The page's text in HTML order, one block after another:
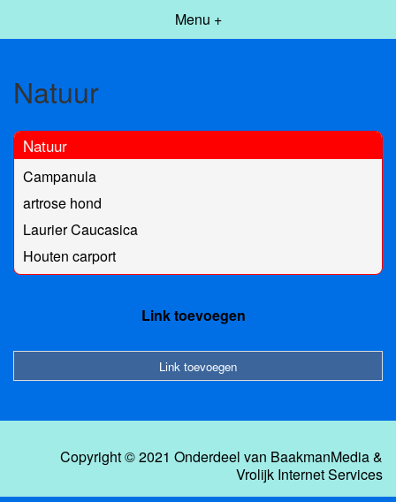
Menu +
Natuur
Natuur
Campanula
artrose hond
Laurier Caucasica
Houten carport
Link toevoegen
Link toevoegen
Copyright © 2021 Onderdeel van BaakmanMedia&
Vrolijk Internet Services